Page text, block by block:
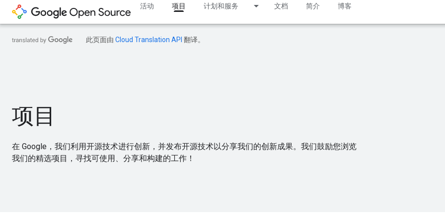
活动 项目 计划和服务 文档 简介 博客
此页面由 Cloud Translation API 翻译。
项目
在 Google，我们利用开源技术进行创新，并发布开源技术以分享我们的创新成果。我们鼓励您浏览
我们的精选项目，寻找可使用、分享和构建的工作！